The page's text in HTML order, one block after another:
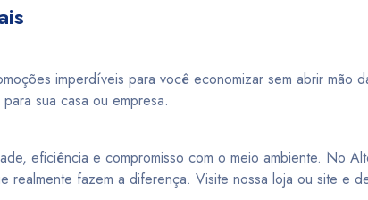
imperdíveis para você economizar sem abrir mão
sua casa ou empresa.
eficiência e compromisso com o meio ambiente. No
realmente fazem a diferença. Visite nossa loja ou site e